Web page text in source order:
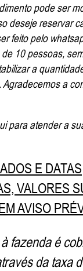
pode ser
deseje reservar
feito pelo
10 pessoas,
a
Agradecemos a
para atender a
E DATAS
VALORES
AVISO
fazenda é
da taxa